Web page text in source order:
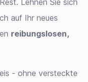
Lehnen Sie sich
auf Ihr neues
reibungslosen,
- ohne versteckte